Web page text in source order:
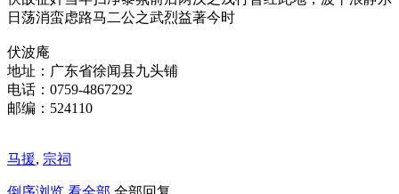
日荡消蛮虑路马二公之武烈益著今时
伏波庵
地址：广东省徐闻县九头铺
电话：0759-4867292
邮编：524110
马援, 宗祠